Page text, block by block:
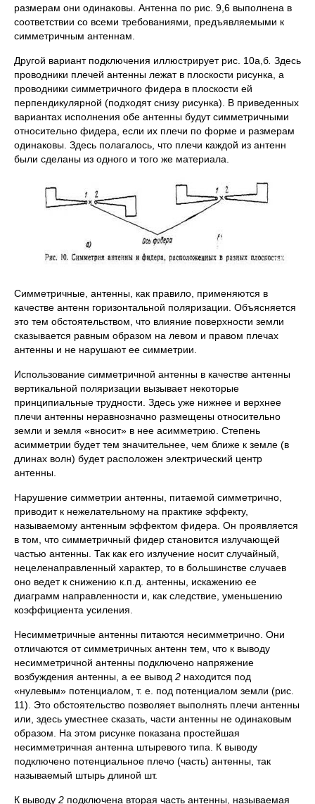
размерам они одинаковы. Антенна по рис. 9,6 выполнена в
соответствии со всеми требованиями, предъявляемыми к
симметричным антеннам.
Другой вариант подключения иллюстрирует рис. 10а,б Здесь
проводники плечей антенны лежат в плоскости рисунка, а
проводники симметричного фидера в плоскости ей
перпендикулярной (подходят снизу рисунка). В приведенных
вариантах исполнения обе антенны будут симметричными
относительно фидера, если их плечи по форме и размерам
одинаковы. Здесь полагалось, что плечи каждой из антенн
были сделаны из одного и того же материала.
Симметричные, антенны, как правило, применяются в
качестве антенн горизонтальной поляризации. Объясняется
это тем обстоятельством, что влияние поверхности земли
сказывается равным образом на левом и правом плечах
антенны и не нарушают ее симметрии.
Использование симметричной антенны в качестве антенны
вертикальной поляризации вызывает некоторые
принципиальные трудности. Здесь уже нижнее и верхнее
плечи антенны неравнозначно размещены относительно
земли и земля «вносит» в нее асимметрию. Степень
асимметрии будет тем значительнее, чем ближе к земле (в
длинах волн) будет расположен электрический центр
антенны.
Нарушение симметрии антенны, питаемой симметрично,
приводит к нежелательному на практике эффекту,
называемому антенным эффектом фидера. Он проявляется
в том, что симметричный фидер становится излучающей
частью антенны. Так как его излучение носит случайный,
нецеленаправленный характер, то в большинстве случаев
оно ведет к снижению к.п.д. антенны, искажению ее
диаграмм направленности и, как следствие, уменьшению
коэффициента усиления.
Несимметричные антенны питаются несимметрично. Они
отличаются от симметричных антенн тем, что к выводу
несимметричной антенны подключено напряжение
возбуждения антенны, а ее вывод 2 находится под
«нулевым» потенциалом, т. е. под потенциалом земли (рис.
11). Это обстоятельство позволяет выполнять плечи антенны
или, здесь уместнее сказать, части антенны не одинаковым
образом. На этом рисунке показана простейшая
несимметричная антенна штыревого типа. К выводу
подключено потенциальное плечо (часть) антенны, так
называемый штырь длиной шт.
К выводу 2 подключена вторая часть антенны, называемая